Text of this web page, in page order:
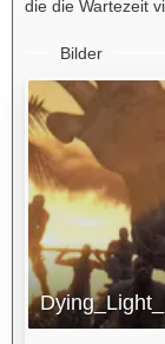
die die Wartezeit
Bilder